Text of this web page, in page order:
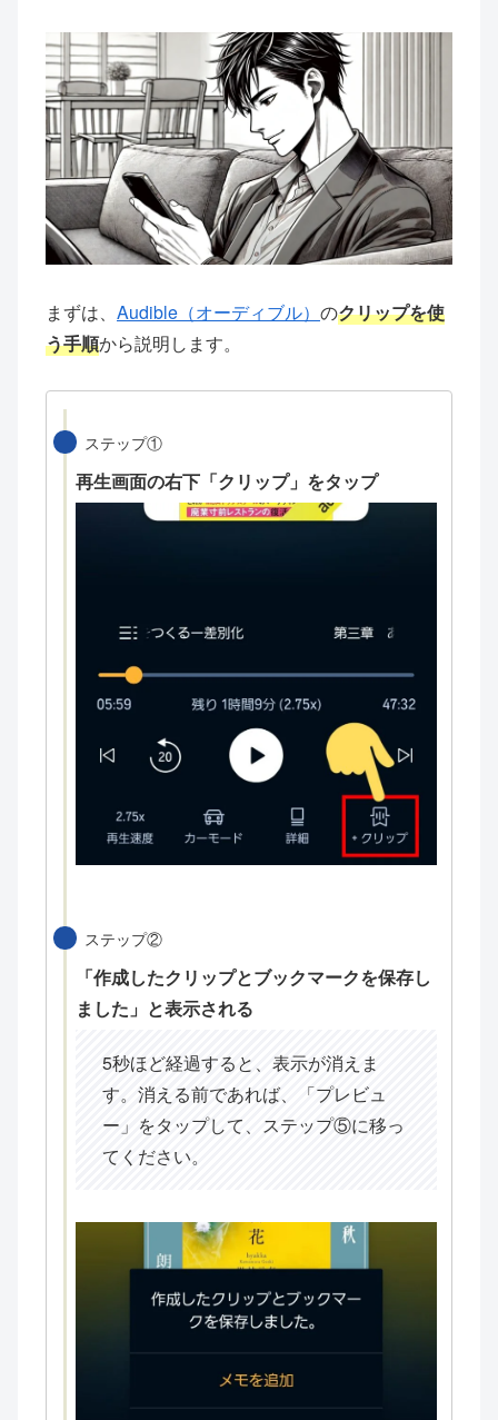
まずは、 Audible（オーディブル） のクリップを使
う手順から説明します。
ステップ①
再生画面の右下「クリップ」をタップ
ステップ②
「作成したクリップとブックマークを保存し
ました」と表示される
5秒ほど経過すると、表示が消えま
す。消える前であれば、「プレビュ
ー」をタップして、ステップ⑤に移っ
てください。